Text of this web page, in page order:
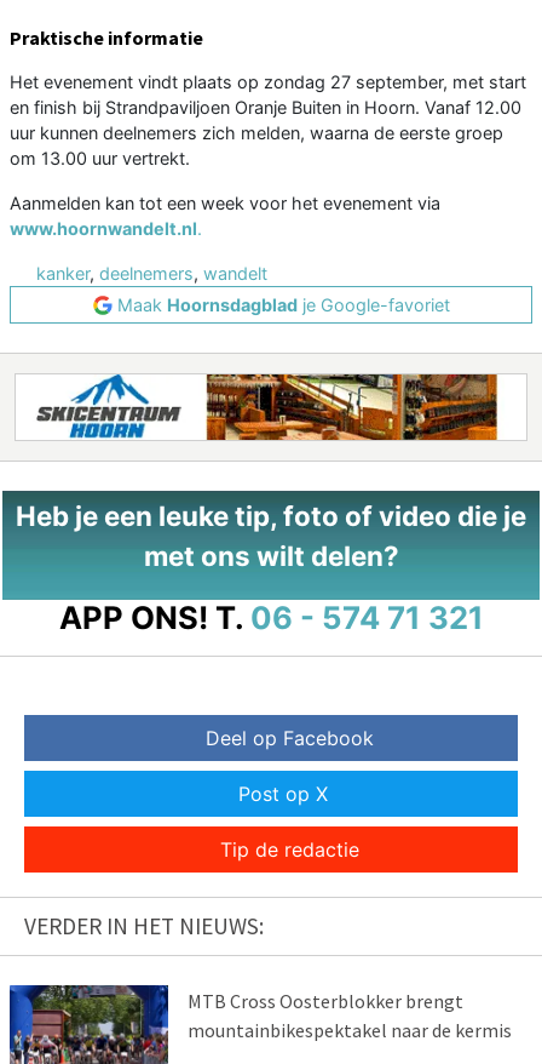
Praktische informatie
Het evenement vindt plaats op zondag 27 september, met start
en finish bij Strandpaviljoen Oranje Buiten in Hoorn. Vanaf 12.00
uur kunnen deelnemers zich melden, waarna de eerste groep
om 13.00 uur vertrekt.
Aanmelden kan tot een week voor het evenement via
www.hoornwandelt.nl.
kanker, deelnemers, wandelt
Maak Hoornsdagbladje Google-favoriet
Heb je een leuke tip, foto of video die je
met ons wilt delen?
APP ONS! T. 06 - 574 71 321
Deel op Facebook
Post op X
Tip de redactie
VERDER IN HET NIEUWS:
MTB Cross Oosterblokker brengt
mountainbikespektakel naar de kermis